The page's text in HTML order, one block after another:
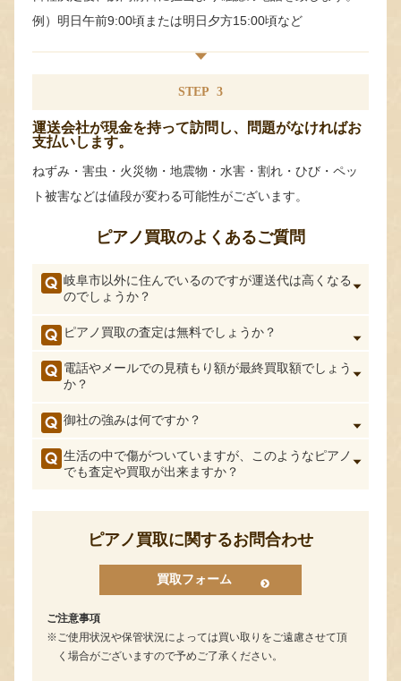
例）明日午前9:00頃または明日夕方15:00頃など
STEP 3
運送会社が現金を持って訪問し、問題がなければお
支払いします。
ねずみ・害虫・火災物・地震物・水害・割れ・ひび・ペッ
ト被害などは値段が変わる可能性がございます。
ピアノ買取のよくあるご質問
岐阜市以外に住んでいるのですが運送代は高くなる
のでしょうか？
ピアノ買取の査定は無料でしょうか？
電話やメールでの見積もり額が最終買取額でしょう
か？
御社の強みは何ですか？
生活の中で傷がついていますが、このようなピアノ
でも査定や買取が出来ますか？
ピアノ買取に関するお問合わせ
買取フォーム
ご注意事項
ご使用状況や保管状況によっては買い取りをご遠慮させて頂
く場合がございますので予めご了承ください。